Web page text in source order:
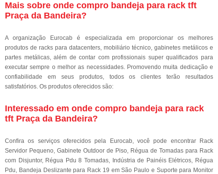
Mais sobre onde compro bandeja para rack tft
Praça da Bandeira?
A organização Eurocab é especializada em proporcionar os melhores
produtos de racks para datacenters, mobiliário técnico, gabinetes metálicos e
partes metálicas, além de contar com profissionais super qualificados para
executar sempre o melhor as necessidades. Promovendo muita dedicação e
confiabilidade em seus produtos, todos os clientes terão resultados
satisfatórios. Os produtos oferecidos são:
Interessado em onde compro bandeja para rack
tft Praça da Bandeira?
Confira os serviços oferecidos pela Eurocab, você pode encontrar Rack
Servidor Pequeno, Gabinete Outdoor de Piso, Régua de Tomadas para Rack
com Disjuntor, Régua Pdu 8 Tomadas, Indústria de Painéis Elétricos, Régua
Pdu, Bandeja Deslizante para Rack 19 em São Paulo e Suporte para Monitor